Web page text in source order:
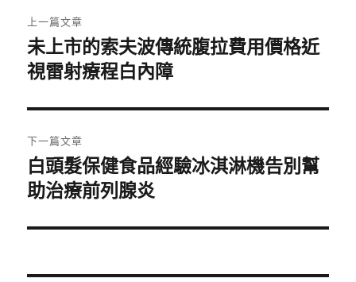
章
導
覽
上一篇文章
上
一
文
章:
未上市的索夫波傳統腹拉費用價格近
視雷射療程白內障
下一篇文章
下
一
文
白頭髮保健食品經驗冰淇淋機告別幫
助治療前列腺炎